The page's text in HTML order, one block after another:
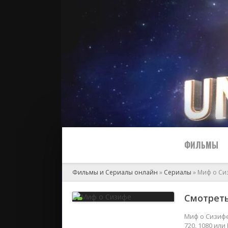
ФИЛЬМЫ
2024
Фильмы и Сериалы онлайн » Сериалы » Миф о
Миф о
720, 1080